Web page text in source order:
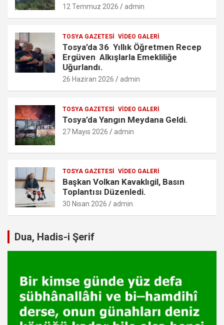
12 Temmuz 2026 admin
TOSYA GAZETESI VIDEO GALERI
Tosya’da 36 Yıllık Öğretmen Recep
Ergüven Alkışlarla Emekliliğe
Uğurlandı.
26 Haziran 2026 admin
TOSYA GAZETESI VIDEO GALERI
Tosya’da Yangın Meydana Geldi.
27 Mayıs 2026 admin
TOSYA GAZETESI VIDEO GALERI
Başkan Volkan Kavaklıgil, Basın
Toplantısı Düzenledi.
30 Nisan 2026 admin
Dua, Hadis-i Şerif